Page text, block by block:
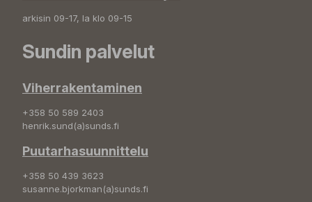
arkisin 09-17, la klo 09-15
Sundin palvelut
Viherrakentaminen
+358 50 589 2403
henrik.sund(a)sunds.fi
Puutarhasuunnittelu
+358 50 439 3623
susanne.bjorkman(a)sunds.fi